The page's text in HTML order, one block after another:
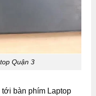
Quận 3
bàn phím Laptop